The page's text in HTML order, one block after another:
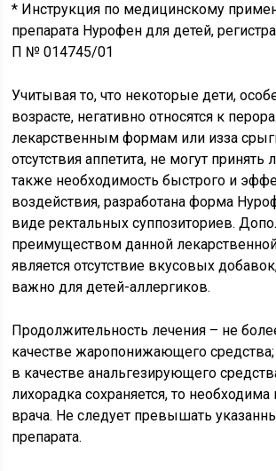
* Инструкция по медицинскому
препарата Нурофен для детей,
П № 014745/01
Учитывая то, что некоторые дети,
возрасте, негативно относятся к
лекарственным формам или изза
отсутствия аппетита, не могут принять
также необходимость быстрого и
воздействия, разработана форма
виде ректальных суппозиториев.
преимуществом данной
является отсутствие вкусовых
важно для детей-аллергиков.
Продолжительность лечения – не
качестве жаропонижающего
в качестве анальгезирующего
лихорадка сохраняется, то необходима
врача. Не следует превышать
препарата.